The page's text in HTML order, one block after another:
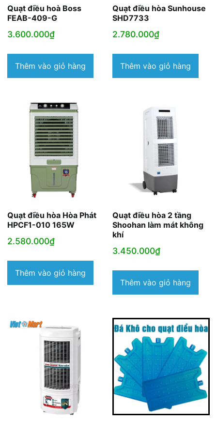
Quạt điều hoà Boss
FEAB-409-G
3.600.000₫
Thêm vào giỏ hàng
Quạt điều hòa Sunhouse
SHD7733
2.780.000₫
Thêm vào giỏ hàng
Quạt điều hòa Hòa Phát
HPCF1-010 165W
2.580.000₫
Thêm vào giỏ hàng
Quạt điều hòa 2 tầng
Shoohan làm mát không
khí
3.450.000₫
Thêm vào giỏ hàng